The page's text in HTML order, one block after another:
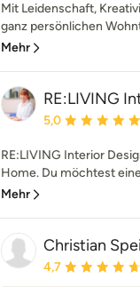
Mit Leidenschaft,
ganz persönlichen
Mehr
RE:LIVING
5,0
RE:LIVING Interior
Home. Du möchtest
Mehr
Christian
4,7